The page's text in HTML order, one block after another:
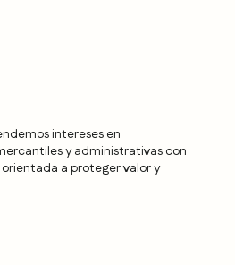
intereses en
y administrativas con
a proteger valor y